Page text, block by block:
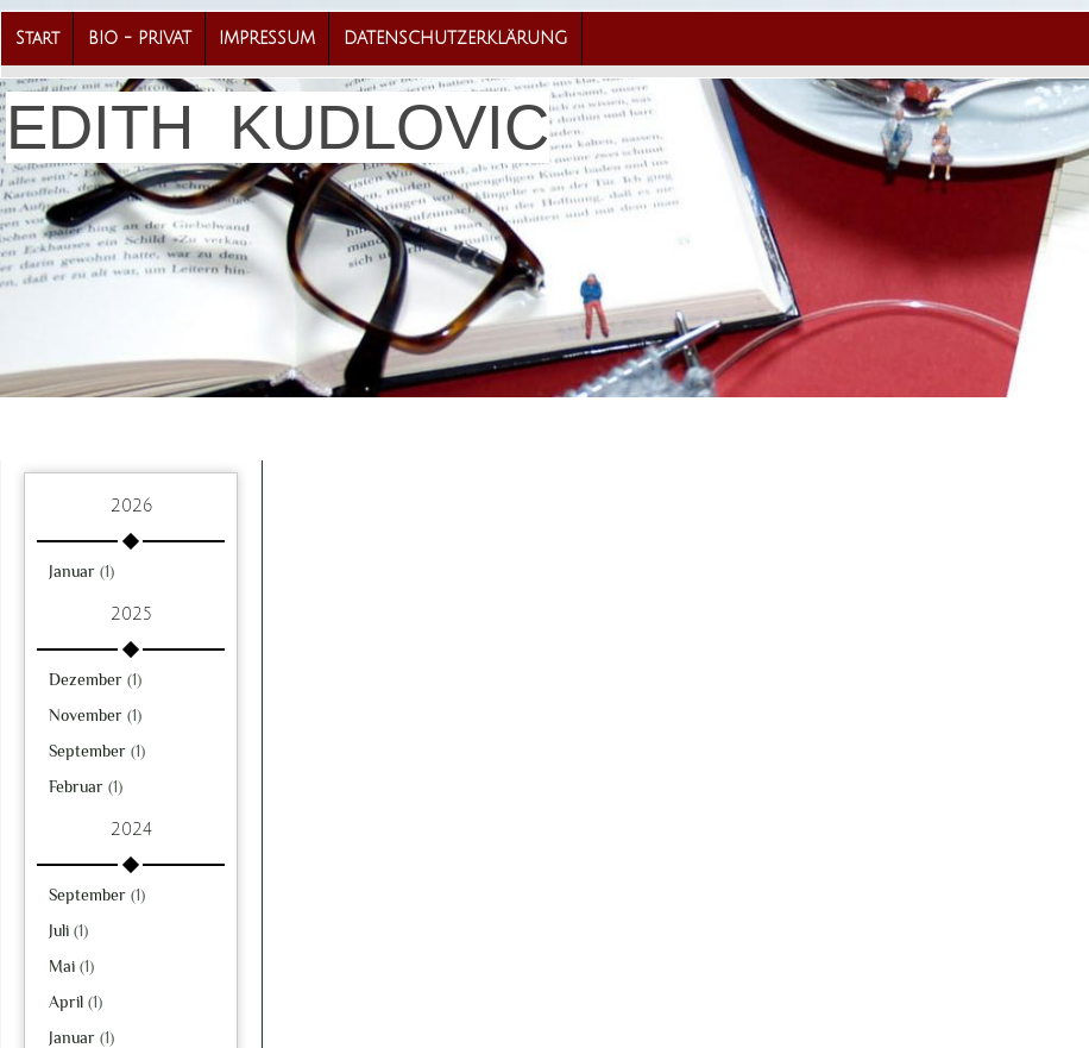
Start BIO - PRIVAT IMPRESSUM DATENSCHUTZERKLÄRUNG
EDITH KUDLOVIC
2026
Januar (1)
2025
Dezember (1)
November (1)
September (1)
Februar (1)
2024
September (1)
Juli (1)
Mai (1)
April (1)
Januar (1)